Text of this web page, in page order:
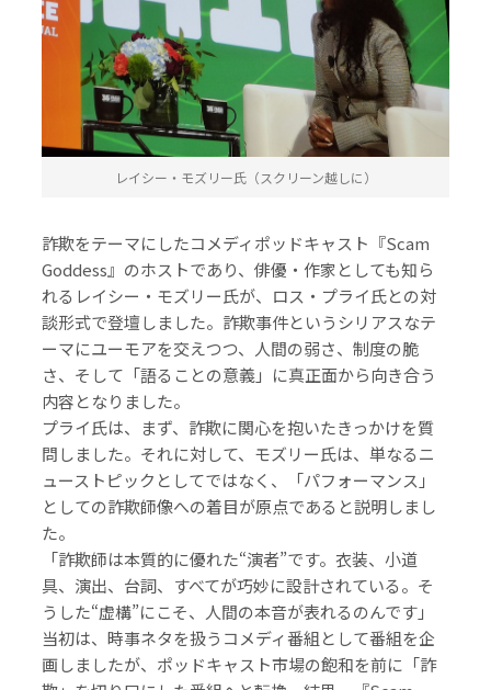
レイシー・モズリー氏（スクリーン越しに）
詐欺をテーマにしたコメディポッドキャスト『Scam
Goddess』のホストであり、俳優・作家としても知ら
れるレイシー・モズリー氏が、ロス・プライ氏との対
談形式で登壇しました。詐欺事件というシリアスなテ
ーマにユーモアを交えつつ、人間の弱さ、制度の脆
さ、そして「語ることの意義」に真正面から向き合う
内容となりました。
プライ氏は、まず、詐欺に関心を抱いたきっかけを質
問しました。それに対して、モズリー氏は、単なるニ
ューストピックとしてではなく、「パフォーマンス」
としての詐欺師像への着目が原点であると説明しまし
た。
「詐欺師は本質的に優れた“演者”です。衣装、小道
具、演出、台詞、すべてが巧妙に設計されている。そ
うした“虚構”にこそ、人間の本音が表れるのんです」
当初は、時事ネタを扱うコメディ番組として番組を企
画しましたが、ポッドキャスト市場の飽和を前に「詐